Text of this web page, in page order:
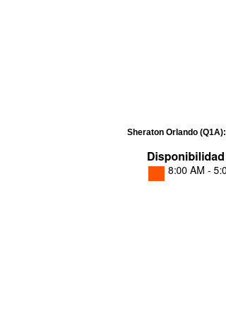
Sheraton Orlando (Q1A):